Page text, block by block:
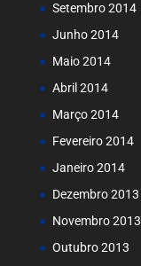
Setembro 2014
Junho 2014
Maio 2014
Abril 2014
Março 2014
Fevereiro 2014
Janeiro 2014
Dezembro 2013
Novembro 2013
Outubro 2013